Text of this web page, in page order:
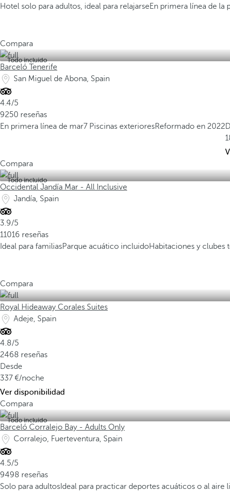
Hotel solo para adultos, ideal para relajarseEn primera línea de la
Compara
Todo incluido
Barceló Tenerife
San Miguel de Abona, Spain
4.4/5
9250 reseñas
En primera línea de mar7 Piscinas exterioresReformado en 2022
Compara
Todo incluido
Occidental Jandía Mar - All Inclusive
Jandía, Spain
3.9/5
11016 reseñas
Ideal para familiasParque acuático incluidoHabitaciones y clubes
Compara
Royal Hideaway Corales Suites
Adeje, Spain
4.8/5
2468 reseñas
Desde
337
/noche
Ver disponibilidad
Compara
Todo incluido
Barceló Corralejo Bay - Adults Only
Corralejo, Fuerteventura, Spain
4.5/5
9498 reseñas
Solo para adultos Ideal para practicar deportes acuáticos o al aire